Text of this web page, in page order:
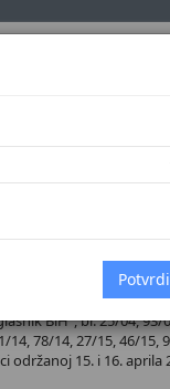
Početna
BiH", br. 25/04, 93/
78/14, 27/15, 46/15,
održanoj 15. i 16.